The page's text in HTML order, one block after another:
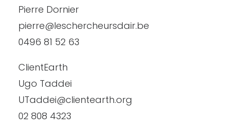
Pierre Dornier
pierre@leschercheursdair.be
0496 81 52 63
ClientEarth
Ugo Taddei
UTaddei@clientearth.org
02 808 4323